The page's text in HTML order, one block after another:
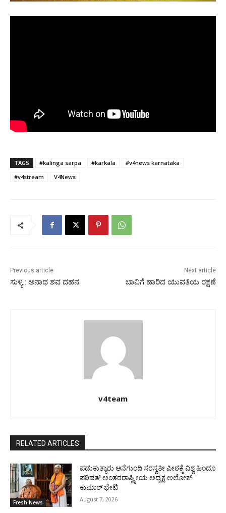
TAGS #kalinga sarpa #karkala
#v4news karnataka
#v4stream
V4News
Previous article
ಸುಳ್ಯ : ಅನಾಥ ಶವ ದಹನ
Next article
ಬಾವಿಗೆ ಹಾರಿದ ಯುವತಿಯ ರಕ್ಷಣೆ
v4team
RELATED ARTICLES
Fresh News
ಪಡುಕುತ್ಯಾರು ಆನೆಗುಂದಿ ಸರಸ್ವತೀ ಪೀಠಕ್ಕೆ ವಿಶ್ವ ಹಿಂದೂ
ಪರಿಷತ್ ಅಂತರರಾಷ್ಟ್ರೀಯ ಅಧ್ಯಕ್ಷ ಅಲೋಕ್
ಕುಮಾರ್ ಭೇಟಿ
August 7, 2026